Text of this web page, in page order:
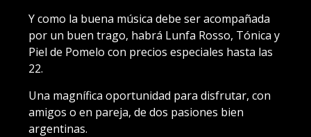
Y como la buena música debe ser acompañada
por un buen trago, habrá Lunfa Rosso, Tónica y
Piel de Pomelo con precios especiales hasta las
22.
Una magnífica oportunidad para disfrutar, con
amigos o en pareja, de dos pasiones bien
argentinas.